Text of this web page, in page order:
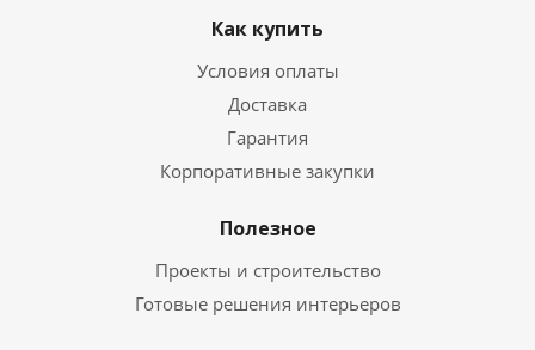
Как купить
Условия оплаты
Доставка
Гарантия
Корпоративные закупки
Полезное
Проекты и строительство
Готовые решения интерьеров